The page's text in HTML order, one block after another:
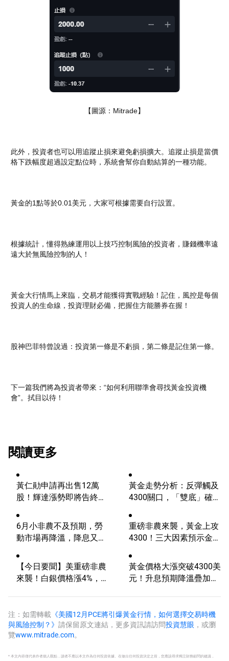
【圖源：Mitrade】
此外，投資者也可以用追蹤止損來避免虧損擴大。追蹤止損是當價
格下跌幅度超過設定點位時，系統會幫你自動結算的一種功能。
黃金的1點等於0.01美元，大家可根據需要自行設置。
根據統計，懂得熟練運用以上技巧控制風險的投資者，賺錢機率遠
遠大於無風險控制的人！
黃金大行情馬上來臨，交易才能獲得實戰經驗！記住，風控是每個
投資人的生命線，投資理財必備，把握住方能勝券在握！
股神巴菲特曾說過：投資第一條是不虧損，第二條是記住第一條。
下一篇我們將為投資者帶來：“如何利用聯準會尋找黃金投資機
會”。拭目以待！
閱讀更多
黃仁勛申請再出售12萬
股！輝達漲勢即將告終？
黃金走勢分析：反彈觸及
4300關口，「雙底」確立
6月小非農不及預期，勞
動市場再降溫，降息又邁
重磅非農來襲，黃金上攻
4300！三大因素預示金價
【今日要聞】美重磅非農
來襲！白銀價格漲4%，
黃金價格大漲突破4300美
元！升息預期降溫疊加央
注：如需轉載 《美國12月PCE將引爆黃金行情，如何選擇交易時機
與風險控制？》 請保留原文連結，更多資訊請訪問投資慧眼 ，或瀏
覽www.mitrade.com。
* 本文內容僅代表作者個人觀點，讀者不應以本文作為任何投資依據。在做出任何投資決定之前，您應該尋求獨立財務顧問的建議，